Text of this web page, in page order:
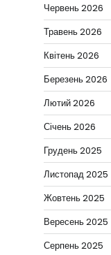
Червень 2026
Травень 2026
Квітень 2026
Березень 2026
Лютий 2026
Січень 2026
Грудень 2025
Листопад 2025
Жовтень 2025
Вересень 2025
Серпень 2025